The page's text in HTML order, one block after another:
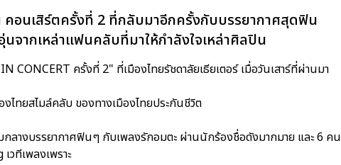
คอนเสิร์ตครั้งที่ 2 ที่กลับมาอีกครั้งกับบรรยากาศสุดฟิน
นจากเหล่าแฟนคลับที่มาให้กำลังใจเหล่าศิลปิน
CONCERT ครั้งที่ 2" ที่เมืองไทยรัชดาลัยเธียเตอร์ เมื่อวันเสาร์ที่ผ่านมา
ไทยสไมล์คลับ ของทางเมืองไทยประกันชีวิต
ลางบรรยากาศฟินๆ กับเพลงรักอมตะ ผ่านนักร้องชื่อดังมากมาย และ 6 คน
วทีเพลงเพราะ